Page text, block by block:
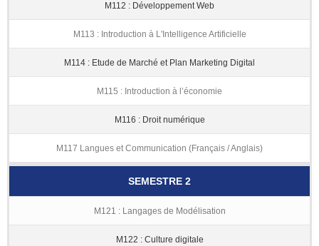
M112 : Développement Web
M113 : Introduction à L'Intelligence Artificielle
M114 : Etude de Marché et Plan Marketing Digital
M115 : Introduction à l’économie
M116 : Droit numérique
M117 Langues et Communication (Français / Anglais)
SEMESTRE 2
M121 : Langages de Modélisation
M122 : Culture digitale